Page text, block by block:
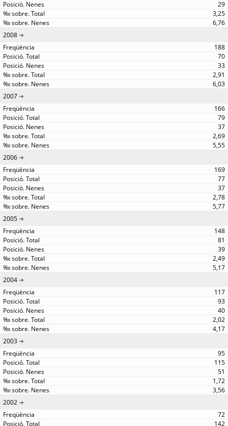
29
3,25
6,76
2008
188
70
33
2,91
6,03
2007
166
79
37
2,69
5,55
2006
169
77
37
2,78
5,77
2005
148
81
39
2,49
5,17
2004
117
93
40
2,02
4,17
2003
95
115
51
1,72
3,56
2002
72
142